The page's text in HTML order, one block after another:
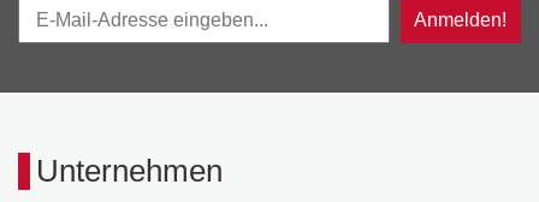
Anmelden!
Unternehmen